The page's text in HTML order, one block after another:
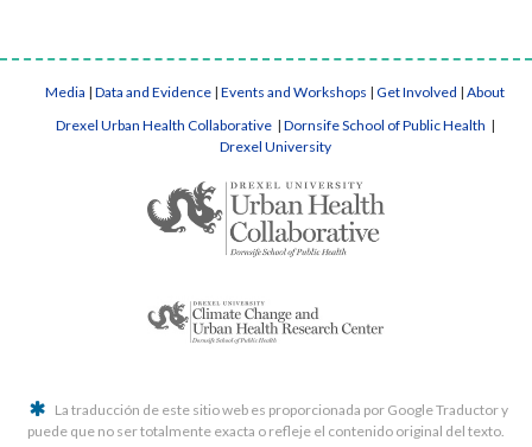
Media | Data and Evidence | Events and Workshops | Get Involved | About
Drexel Urban Health Collaborative | Dornsife School of Public Health |
Drexel University
La traducción de este sitio web es proporcionada por Google Traductor y
puede que no ser totalmente exacta o refleje el contenido original del texto.